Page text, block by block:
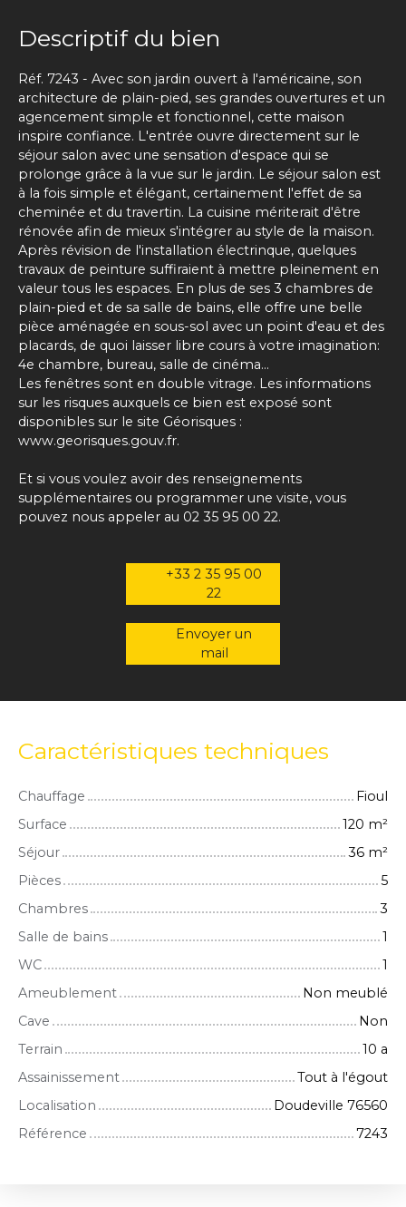
Descriptif du bien
Réf. 7243 - Avec son jardin ouvert à l'américaine, son
architecture de plain-pied, ses grandes ouvertures et un
agencement simple et fonctionnel, cette maison
inspire confiance. L'entrée ouvre directement sur le
séjour salon avec une sensation d'espace qui se
prolonge grâce à la vue sur le jardin. Le séjour salon est
à la fois simple et élégant, certainement l'effet de sa
cheminée et du travertin. La cuisine mériterait d'être
rénovée afin de mieux s'intégrer au style de la maison.
Après révision de l'installation électrinque, quelques
travaux de peinture suffiraient à mettre pleinement en
valeur tous les espaces. En plus de ses 3 chambres de
plain-pied et de sa salle de bains, elle offre une belle
pièce aménagée en sous-sol avec un point d'eau et des
placards, de quoi laisser libre cours à votre imagination:
4e chambre, bureau, salle de cinéma...
Les fenêtres sont en double vitrage. Les informations
sur les risques auxquels ce bien est exposé sont
disponibles sur le site Géorisques :
www.georisques.gouv.fr.
Et si vous voulez avoir des renseignements
supplémentaires ou programmer une visite, vous
pouvez nous appeler au 02 35 95 00 22.
+33 2 35 95 00
22
Envoyer un
mail
Caractéristiques techniques
Chauffage
Fioul
Surface
120 m²
Séjour
36 m²
Pièces
5
Chambres
3
Salle de bains
1
WC
1
Ameublement
Non meublé
Cave
Non
Terrain
10 a
Assainissement
Tout à l'égout
Localisation
Doudeville 76560
Référence
7243